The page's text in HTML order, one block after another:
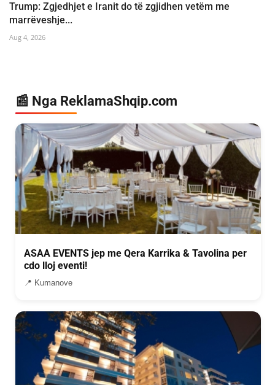
Trump: Zgjedhjet e Iranit do të zgjidhen vetëm me
marrëveshje...
Aug 4, 2026
📰 Nga ReklamaShqip.com
ASAA EVENTS jep me Qera Karrika & Tavolina per
cdo lloj eventi!
📍 Kumanove